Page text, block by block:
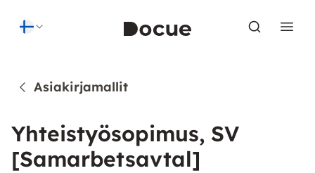
Asiakirjamallit
Yhteistyösopimus, SV
[Samarbetsavtal]